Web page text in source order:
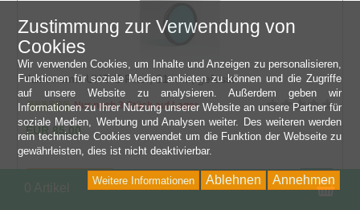
Astronomik UHC-E Filter, 31 mm, gefasst
Nur noch 3 Stück auf Lager
EUR 85,00
Mehr Infos...
Zustimmung zur Verwendung von
Cookies
Wir verwenden Cookies, um Inhalte und Anzeigen zu personalisieren,
Funktionen für soziale Medien anbieten zu können und die Zugriffe
auf unsere Website zu analysieren. Außerdem geben wir
Informationen zu Ihrer Nutzung unserer Website an unsere Partner für
soziale Medien, Werbung und Analysen weiter. Des weiteren werden
rein technische Cookies verwendet um die Funktion der Webseite zu
gewährleisten, dies ist nicht deaktivierbar.
Annehmen
Ablehnen
Weitere Informationen